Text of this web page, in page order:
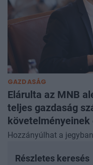
GAZDASÁG
Elárulta az MNB
teljes gazdaság
követelményeinek
Hozzányúlhat a
Részletes keresés